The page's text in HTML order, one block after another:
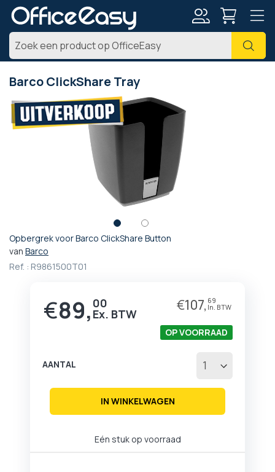
Zoek
Barco ClickShare Tray
Opbergrek voor Barco ClickShare Button
van Barco
Ref. : R9861500T01
€89, 00 €107, 69
Eén stuk op voorraad
OP VOORRAAD
AANTAL
IN WINKELWAGEN
naar
het
einde
Ga
naar
het
afbeeldingen-